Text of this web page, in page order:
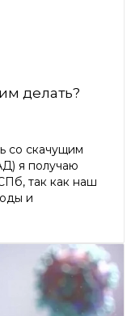
делать?
со скачущим
я получаю
так как наш
и